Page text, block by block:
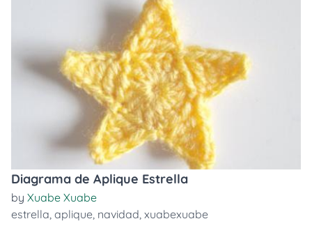
Diagrama de Aplique Estrella
by Xuabe Xuabe
estrella, aplique, navidad, xuabexuabe